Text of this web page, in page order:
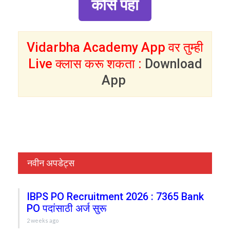
कोर्स पहा
Vidarbha Academy App वर तुम्ही
Live क्लास करू शकता : Download
App
नवीन अपडेट्स
IBPS PO Recruitment 2026 : 7365 Bank
PO पदांसाठी अर्ज सुरू
2 weeks ago